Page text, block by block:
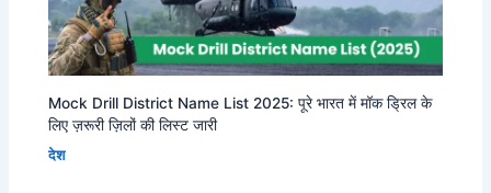
Mock Drill District Name List 2025: पूरे भारत में मॉक ड्रिल के
लिए ज़रूरी ज़िलों की लिस्ट जारी
देश